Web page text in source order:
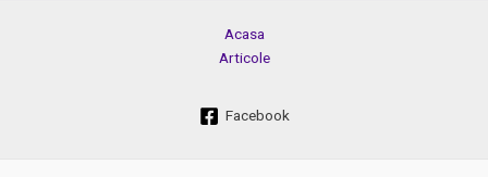
Acasa
Articole
Facebook